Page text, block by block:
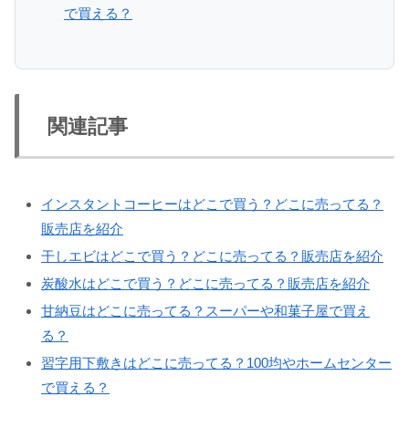
で買える？
関連記事
インスタントコーヒーはどこで買う？どこに売ってる？
販売店を紹介
干しエビはどこで買う？どこに売ってる？販売店を紹介
炭酸水はどこで買う？どこに売ってる？販売店を紹介
甘納豆はどこに売ってる？スーパーや和菓子屋で買え
る？
習字用下敷きはどこに売ってる？100均やホームセンター
で買える？